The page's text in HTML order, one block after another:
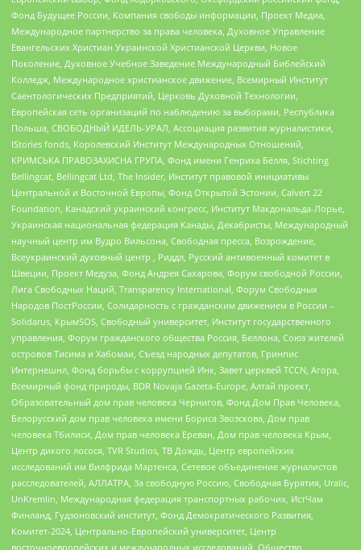
Фонд Будущее России, Компания свободы информации, Проект Медиа,
Международное партнерство за права человека, Духовное Управление
Евангельских Христиан Украинской Христианской Церкви, Новое
Поколение, Духовное Учебное Заведение Международный Библейский
Колледж, Международное христианское движение, Всемирный Институт
Саентологических Предприятий, Церковь Духовной Технологии,
Европейская сеть организаций по наблюдению за выборами, Республика
Польша, СВОБОДНЫЙ ИДЕЛЬ-УРАЛ, Ассоциация развития журналистики,
IStories fonds, Королевский Институт Международных Отношений,
КРИМСЬКА ПРАВОЗАХИСНА ГРУПА, Фонд имени Генриха Бёлля, Stichting
Bellingcat, Bellingcat Ltd, The Insider, Институт правовой инициативы
Центральной и Восточной Европы, Фонд Открытой Эстонии, Calvert 22
Foundation, Канадский украинский конгресс, Институт Макдональда-Лорье,
Украинская национальная федерация Канады, Декабристы, Международный
научный центр им Вудро Вильсона, Свободная пресса, Возрождение,
Всеукраинский духовный центр , Риддл, Русский антивоенный комитет в
Швеции, Проект Медуза, Фонд Андрея Сахарова, Форум свободной России,
Лига Свободных Наций, Transparеncy International, Форум Свободных
Народов ПостРоссии, Солидарность с гражданским движением в России –
Solidarus, КрымSOS, Свободный университет, Институт государственного
управления, Форум гражданского общества Россия, Беллона, Союз жителей
островов Тисима и Хабомаи, Съезд народных депутатов, Гринпис
Интернешнл, Фонд борьбы с коррупцией Инк, Завет церквей TCCN, Агора,
Всемирный фонд природы, BDR Novaja Gazeta-Europe, Алтай проект,
Образовательный дом прав человека Чернигов, Фонд Дом Прав Человека,
Белорусский дом прав человека имени Бориса Звозскова, Дом прав
человека Тбилиси, Дом прав человека Ереван, Дом прав человека Крым,
Центр дикого лосося, TVR Studios, ТВ Дождь, Центр европейских
исследований им Вилфрида Мартенса, Сетевое объединение журналистов
расследователей, АЛЛАТРА, За свободную Россию, Свободная Бурятия, Uralic,
UnKremlin, Международная федерация транспортных рабочих, ИстЧам
Финланд, Гудзоновский институт, Фонд Демократического Развития,
Комитет-2024, Центрально-Европейский университет, Центр
восточноевропейских и международных исследований, Общество